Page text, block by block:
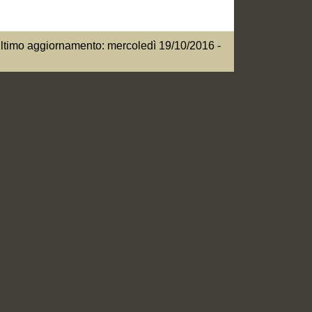
aggiornamento: mercoledì 19/10/2016 -